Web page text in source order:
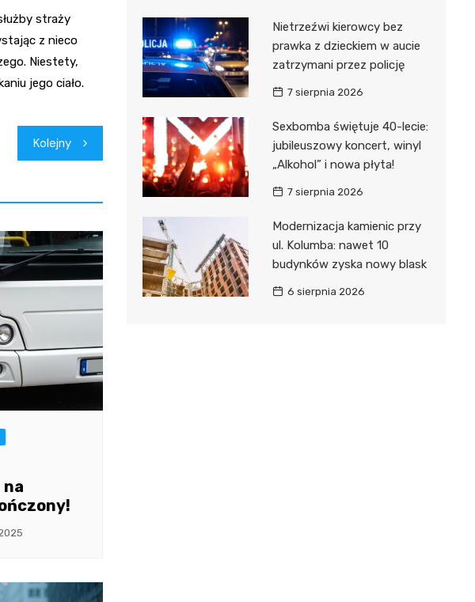
straży
z nieco
Niestety,
jego ciało.
Kolejny
Nietrzeźwi kierowcy bez
prawka z dzieckiem w aucie
zatrzymani przez policję
7 sierpnia 2026
Sexbomba świętuje 40-lecie:
jubileuszowy koncert, winyl
„Alkohol” i nowa płyta!
7 sierpnia 2026
Modernizacja kamienic przy
ul. Kolumba: nawet 10
budynków zyska nowy blask
6 sierpnia 2026